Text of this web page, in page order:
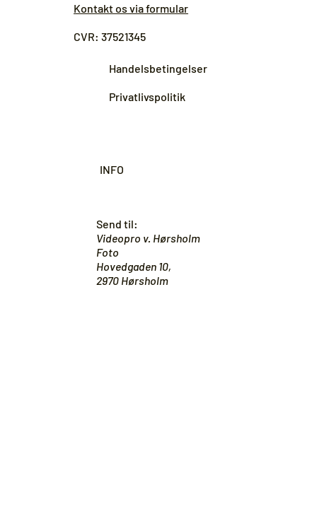
Kontakt os via formular
CVR: 37521345
Handelsbetingelser
Privatlivspolitik
INFO
Send til:
Videopro v. Hørsholm
Foto
Hovedgaden 10,
2970 Hørsholm